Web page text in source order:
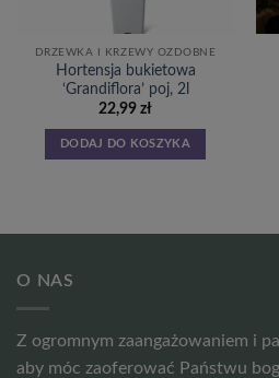
DRZEWKA I KRZEWY OZDOBNE
Hortensja bukietowa
‘Grandiflora’ poj, 2l
22,99 zł
DODAJ DO KOSZYKA
O NAS
Z ogromnym zaangażowaniem i
aby móc zaoferować Państwu